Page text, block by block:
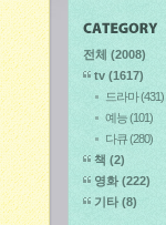
전체 (2008)
tv (1617)
드라마(431)
예능(101)
다큐(280)
책 (2)
영화(222)
기타 (8)